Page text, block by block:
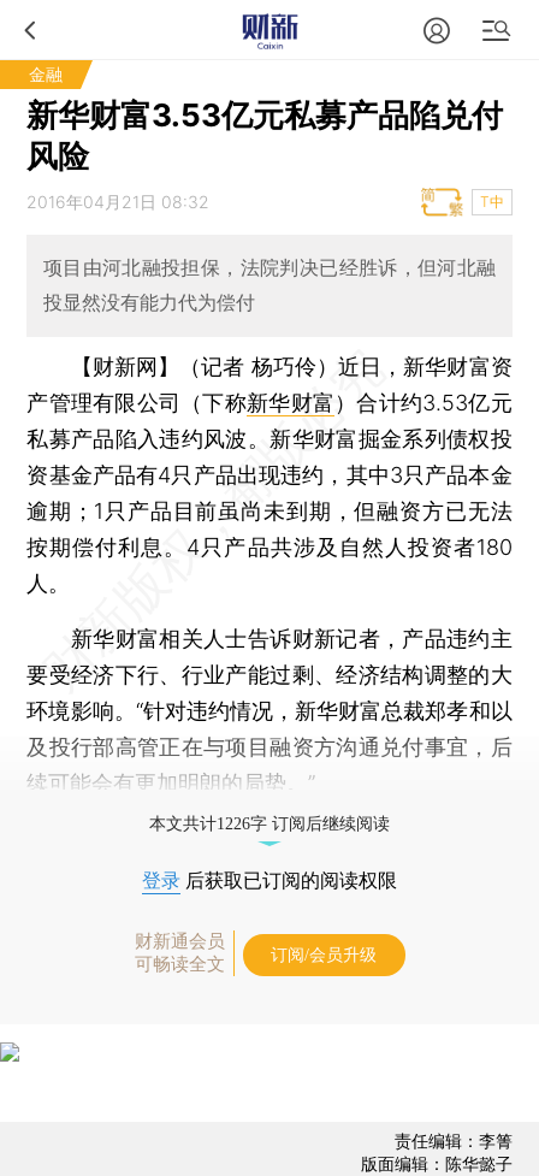
金融
新华财富3.53亿元私募产品陷兑付
风险
2016年04月21日 08:32 T中
项目由河北融投担保，法院判决已经胜诉，但河北融
投显然没有能力代为偿付
【财新网】（记者 杨巧伶） 近日，新华财富资
产管理有限公司（下称新华财富 ）合计约3.53亿元
私募产品陷入违约风波。新华财富掘金系列债权投
资基金产品有4只产品出现违约，其中3只产品本金
逾期；1只产品目前虽尚未到期，但融资方已无法
按期偿付利息。4只产品共涉及自然人投资者180
人。
新华财富相关人士告诉财新记者，产品违约主
要受经济下行、行业产能过剩、经济结构调整的大
环境影响。“针对违约情况，新华财富总裁郑孝和以
及投行部高管正在与项目融资方沟通兑付事宜，后
续可能会有更加明朗的局势。”
本文共计1226字 订阅后继续阅读
登录 后获取已订阅的阅读权限
财新通会员
可畅读全文
订阅/会员升级
责任编辑：李箐
版面编辑：陈华懿子